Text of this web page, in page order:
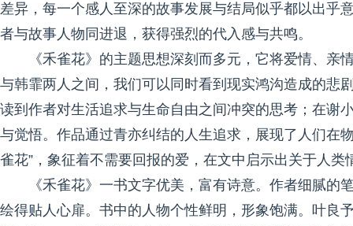
差异，每一个感人至深的故事发展与结局似乎都以出乎
者与故事人物同进退，获得强烈的代入感与共鸣。
《禾雀花》的主题思想深刻而多元，它将爱情、
与韩霏两人之间，我们可以同时看到现实鸿沟造成的悲
读到作者对生活追求与生命自由之间冲突的思考；在谢
与觉悟。作品通过青亦纠结的人生追求，展现了人们在
雀花”，象征着不需要回报的爱，在文中启示出关于人
《禾雀花》一书文字优美，富有诗意。作者细腻
绘得贴人心扉。书中的人物个性鲜明，形象饱满。叶良